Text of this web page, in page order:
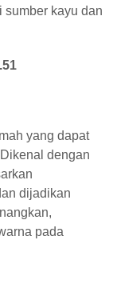
sumber kayu dan
yang dapat
dengan
dijadikan
pada